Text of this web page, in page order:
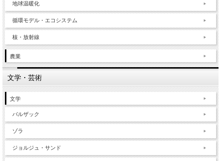
地球温暖化
循環モデル・エコシステム
核・放射線
農業
文学・芸術
文学
バルザック
ゾラ
ジョルジュ・サンド